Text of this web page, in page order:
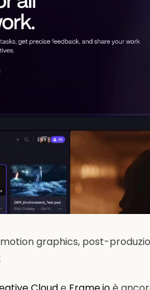
graphics, post-